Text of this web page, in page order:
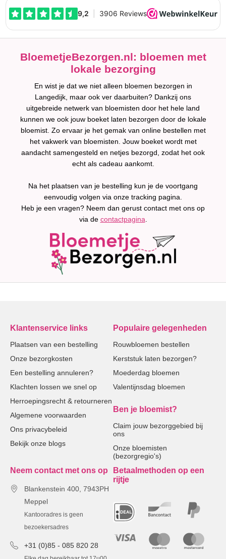
BloemetjeBezorgen.nl: bloemen met
lokale bezorging
En wist je dat we niet alleen bloemen bezorgen in
Langedijk, maar ook ver daarbuiten? Dankzij ons
uitgebreide netwerk van bloemisten door het hele land
kunnen we ook jouw boeket laten bezorgen door de lokale
bloemist. Zo ervaar je het gemak van online bestellen met
het vakwerk van bloemisten. Jouw boeket wordt met
aandacht samengesteld en netjes bezorgd, zodat het ook
echt als cadeau aankomt.
Na het plaatsen van je bestelling kun je de voortgang
eenvoudig volgen via onze tracking pagina.
Heb je een vragen? Neem dan gerust contact met ons op
via de contactpagina
Klantenservice links
Plaatsen van een bestelling
Onze bezorgkosten
Een bestelling annuleren?
Klachten lossen we snel op
Herroepingsrecht & retourneren
Algemene voorwaarden
Ons privacybeleid
Bekijk onze blogs
Populaire gelegenheden
Rouwbloemen bestellen
Kerststuk laten bezorgen?
Moederdag bloemen
Valentijnsdag bloemen
Ben je bloemist?
Claim jouw bezorggebied bij
ons
Onze bloemisten
(bezorgregio's)
Neem contact met ons op
Blankenstein 400, 7943PH
Meppel
Kantooradres is geen
bezoekersadres
+31 (0)85 - 085 820 28
Betaalmethoden op een
rijtje